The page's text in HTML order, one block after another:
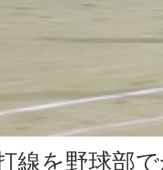
打線を野球部